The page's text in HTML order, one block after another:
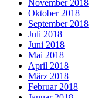
November 2018
Oktober 2018
September 2018
Juli 2018
Juni 2018
Mai 2018
April 2018
März 2018
Februar 2018